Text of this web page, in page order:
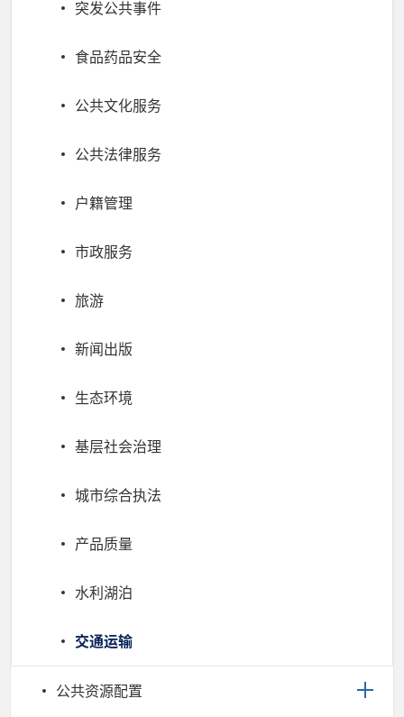
突发公共事件
食品药品安全
公共文化服务
公共法律服务
户籍管理
市政服务
旅游
新闻出版
生态环境
基层社会治理
城市综合执法
产品质量
水利湖泊
交通运输
公共资源配置